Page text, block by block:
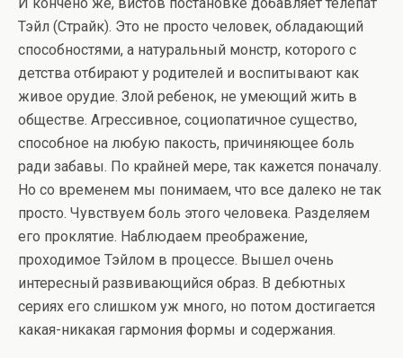
Тэйл (Страйк). Это не просто человек, обладающий
способностями, а натуральный монстр, которого с
детства отбирают у родителей и воспитывают как
живое орудие. Злой ребенок, не умеющий жить в
обществе. Агрессивное, социопатичное существо,
способное на любую пакость, причиняющее боль
ради забавы. По крайней мере, так кажется поначалу.
Но со временем мы понимаем, что все далеко не так
просто. Чувствуем боль этого человека. Разделяем
его проклятие. Наблюдаем преображение,
проходимое Тэйлом в процессе. Вышел очень
интересный развивающийся образ. В дебютных
сериях его слишком уж много, но потом достигается
какая-никакая гармония формы и содержания.